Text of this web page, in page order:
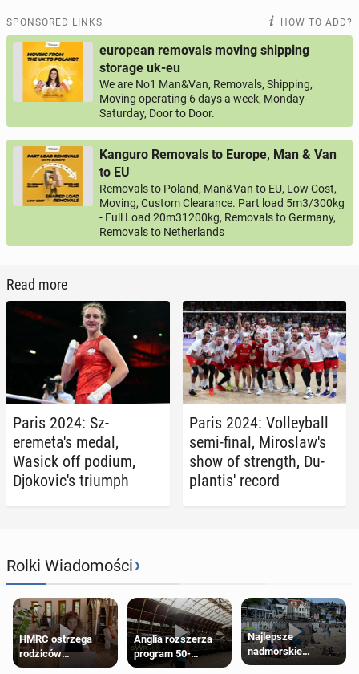
SPONSORED LINKS HOW TO ADD?
european removals moving shipping
storage uk-eu
We are No1 Man&Van, Removals, Shipping,
Moving operating 6 days a week, Monday-
Saturday, Door to Door.
Kanguro Removals to Europe, Man & Van
to EU
Removals to Poland, Man&Van to EU, Low Cost,
Moving, Custom Clearance. Part load 5m3/300kg
- Full Load 20m31200kg, Removals to Germany,
Removals to Netherlands
Read more
Paris 2024: Sz­
eremeta's medal,
Wasick off podium,
Djokovic's triumph
Paris 2024: Vol­ley­ball
semi-final, Miroslaw's
show of strength, Du­
plan­tis' record
Rolki Wiadomości›
HMRC ostrzega
rodziców
pobierających Child
Anglia rozszerza
program 50-
procentowych
Najlepsze
nadmorskie
miasteczko blisko